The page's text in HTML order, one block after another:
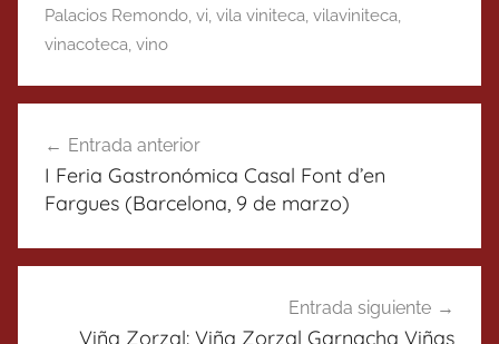
Palacios Remondo, vi, vila viniteca, vilaviniteca,
vinacoteca, vino
de
entradas
Entrada anterior
I Feria Gastronómica Casal Font d’en
Fargues (Barcelona, 9 de marzo)
Entrada siguiente
Viña Zorzal: Viña Zorzal Garnacha Viñas